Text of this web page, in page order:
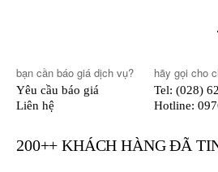
bạn cần báo giá dịch vụ?
Yêu cầu báo giá
Liên hệ
hãy gọi cho
Tel: (028)
Hotline:
200++ KHÁCH HÀNG ĐÃ